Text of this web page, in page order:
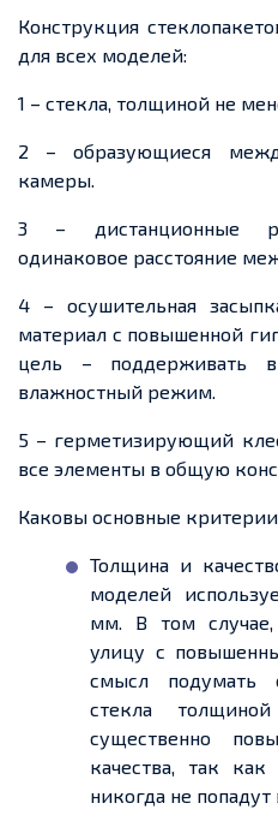
Конструкция
для всех моделей:
1 – стекла, толщиной не
2 – образующиеся
камеры.
3 – дистанционные
одинаковое расстояние
4 – осушительная
материал с повышенной
цель – поддерживать
влажностный режим.
5 – герметизирующий
все элементы в общую
Каковы основные
Толщина и
моделей
мм. В том
улицу с
смысл подумать
стекла
существенно
качества, так
никогда не попадут